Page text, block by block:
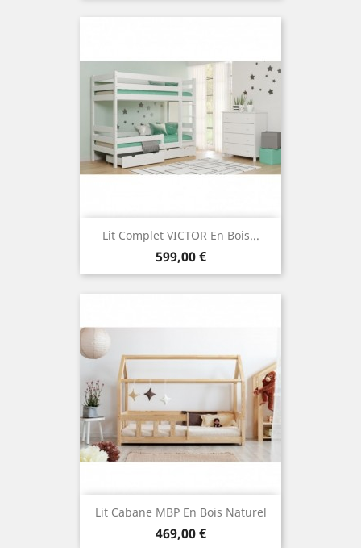
Lit Complet VICTOR En Bois...
Prix
599,00 €
Lit Cabane MBP En Bois Naturel
Prix
469,00 €